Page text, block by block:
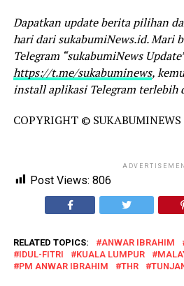
Dapatkan update berita pilihan
hari dari sukabumiNews.id. Mari
Telegram “sukabumiNews
https://t.me/sukabuminews,
install aplikasi Telegram terlebih
COPYRIGHT ©
Post Views: 806
RELATED TOPICS: ANWAR IBRAHIM
IDUL-FITRI
KUALA LUMPUR
PM ANWAR IBRAHIM
THR